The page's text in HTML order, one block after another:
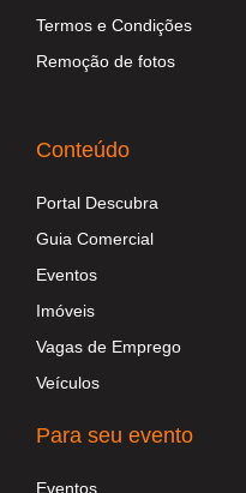
Termos e Condições
Remoção de fotos
Conteúdo
Portal Descubra
Guia Comercial
Eventos
Imóveis
Vagas de Emprego
Veículos
Para seu evento
Eventos